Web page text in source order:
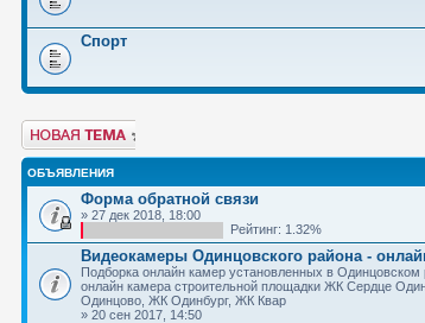
Спорт
Новая тема
ОБЪЯВЛЕНИЯ
Форма обратной связи
» 27 дек 2018, 18:00
Рейтинг: 1.32%
Видеокамеры Одинцовского района -
Подборка онлайн камер установленных в
онлайн камера строительной площадки ЖК Сердце
Одинцово, ЖК Одинбург, ЖК Квар
» 20 сен 2017, 14:50